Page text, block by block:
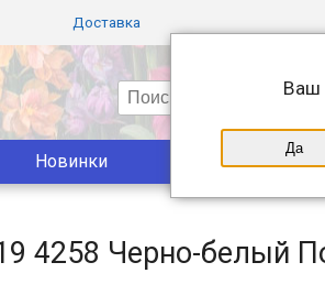
Доставка
Новинки Популярные
4258 Черно-белый
Ваш
Да